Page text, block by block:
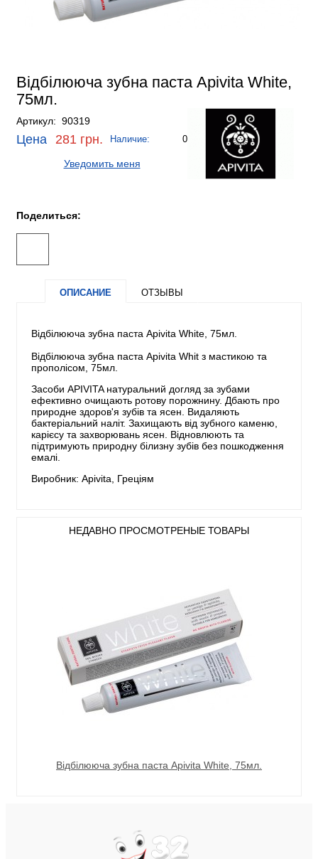
Відбілююча зубна паста Apivita White,
75мл.
Артикул: 90319
Цена 281 грн. Наличие: 0
Уведомить меня
Поделиться:
ОПИСАНИЕ ОТЗЫВЫ
Відбілююча зубна паста Apivita White, 75мл.
Відбілююча зубна паста Apivita Whit з мастикою та
прополісом, 75мл.
Засоби APIVITA натуральний догляд за зубами
ефективно очищають ротову порожнину. Дбають про
природне здоров'я зубів та ясен. Видаляють
бактеріальний наліт. Захищають від зубного каменю,
карієсу та захворювань ясен. Відновлюють та
підтримують природну білизну зубів без пошкодження
емалі.
Виробник: Apivita, Греціям
НЕДАВНО ПРОСМОТРЕНЫЕ ТОВАРЫ
Відбілююча зубна паста Apivita White, 75мл.